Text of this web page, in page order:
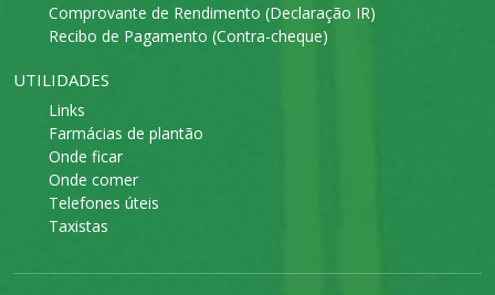
Comprovante de Rendimento (Declaração IR)
Recibo de Pagamento (Contra-cheque)
UTILIDADES
Links
Farmácias de plantão
Onde ficar
Onde comer
Telefones úteis
Taxistas